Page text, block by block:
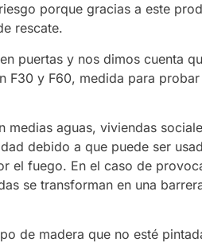
porque gracias a este
rescate.
puertas y nos dimos cuenta
F30 y F60, medida para
medias aguas, viviendas
debido a que puede ser
el fuego. En el caso de
se transforman en una
de madera que no esté